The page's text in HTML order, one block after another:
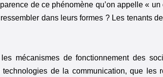
de ce phénomène qu’on appelle «
dans leurs formes ? Les tenants
mécanismes de fonctionnement des
technologies de la communication, que